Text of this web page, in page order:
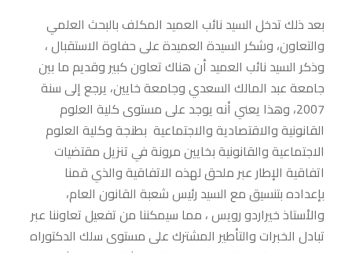
بعد ذلك تدخل السيد نائب العميد المكلف بالبحث العلمي
والتعاون، وشكر السيدة العميدة على حفاوة الاستقبال ،
وذكر السيد نائب العميد أن هناك تعاون كبير وقديم ما بين
جامعة عبد المالك السعدي وجامعة خايين، يرجع إلى سنة
2007، وهذا يعني أنه يوجد على مستوى كلية العلوم
القانونية والاقتصادية والاجتماعية بطنجة وكلية العلوم
الاجتماعية والقانونية بخايين مرونة في تنزيل مقتضيات
اتفاقية الإطار عبر ملحق لهذه الاتفاقية والذي قمنا
بإعداده بتنسيق مع السيد رئيس شعبة القانون العام،
والأستاذ خيراردو رويس ، مما سيمكننا من تفعيل تعاوننا عبر
تبادل الخبرات والتأطير المشترك على مستوى سلك الدكتوراه